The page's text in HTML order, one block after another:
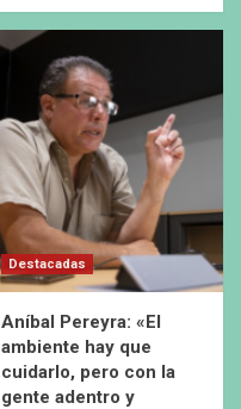
Destacadas
Aníbal Pereyra: «El
ambiente hay que
cuidarlo, pero con la
gente adentro y